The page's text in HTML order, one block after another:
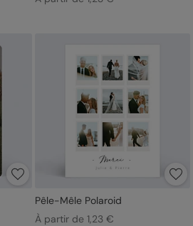
Pêle-Mêle Polaroid
À partir de 1,23 €